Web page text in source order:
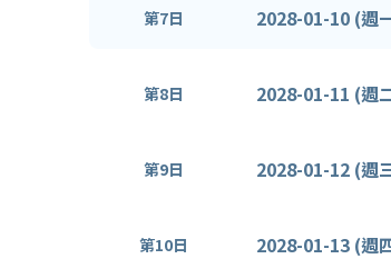
第7日 2028-01-10 (週
第8日 2028-01-11 (週
第9日 2028-01-12 (週
第10日 2028-01-13 (週